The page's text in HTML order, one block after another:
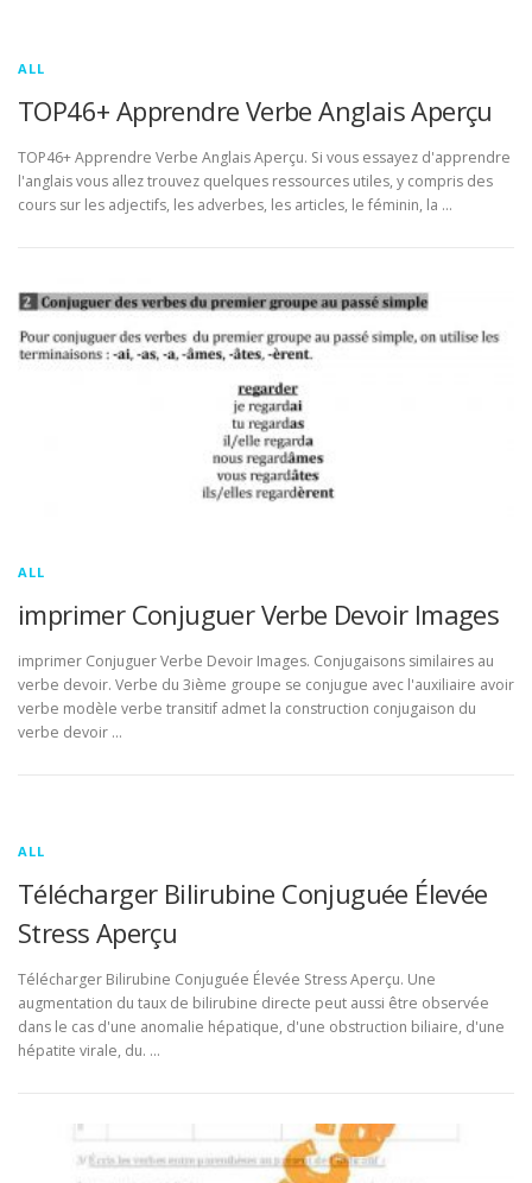
ALL
TOP46+ Apprendre Verbe Anglais Aperçu
TOP46+ Apprendre Verbe Anglais Aperçu. Si vous essayez d'apprendre
l'anglais vous allez trouvez quelques ressources utiles, y compris des
cours sur les adjectifs, les adverbes, les articles, le féminin, la …
ALL
imprimer Conjuguer Verbe Devoir Images
imprimer Conjuguer Verbe Devoir Images. Conjugaisons similaires au
verbe devoir. Verbe du 3ième groupe se conjugue avec l'auxiliaire avoir
verbe modèle verbe transitif admet la construction conjugaison du
verbe devoir …
ALL
Télécharger Bilirubine Conjuguée Élevée
Stress Aperçu
Télécharger Bilirubine Conjuguée Élevée Stress Aperçu. Une
augmentation du taux de bilirubine directe peut aussi être observée
dans le cas d'une anomalie hépatique, d'une obstruction biliaire, d'une
hépatite virale, du. …